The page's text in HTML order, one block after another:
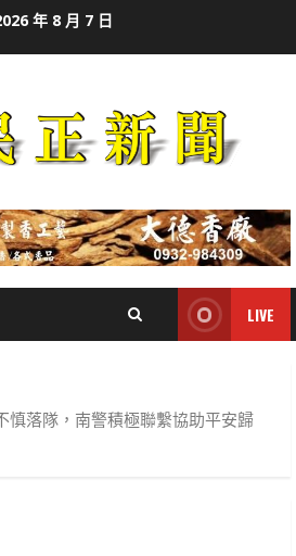
年 8 月 7 日
LIVE
慎落隊，南警積極聯繫協助平安歸